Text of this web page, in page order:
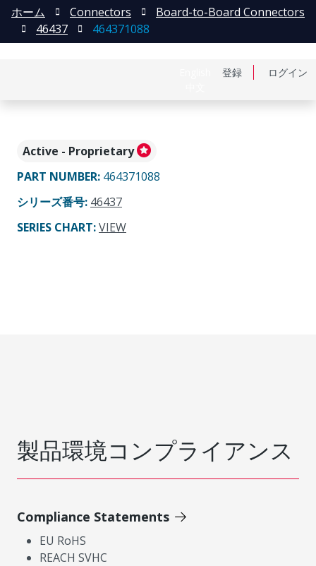
登録 ログイン
ホーム Connectors
Board-to-Board Connectors
46437
464371088
Active - Proprietary
PART NUMBER: 464371088
シリーズ番号: 46437
SERIES CHART:VIEW
製品環境コンプライアンス
Compliance Statements
EU RoHS
REACH SVHC